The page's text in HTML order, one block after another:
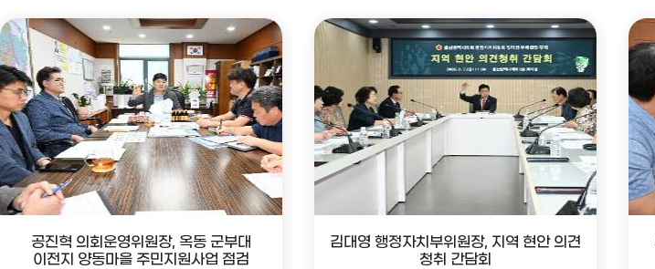
공진혁 의회운영위원장, 옥동 군부대
이전지 양동마을 주민지원사업 점검
김대영 행정자치부위원장, 지역 현안 의견
청취 간담회